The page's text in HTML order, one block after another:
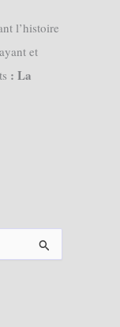
l’histoire
et
: La